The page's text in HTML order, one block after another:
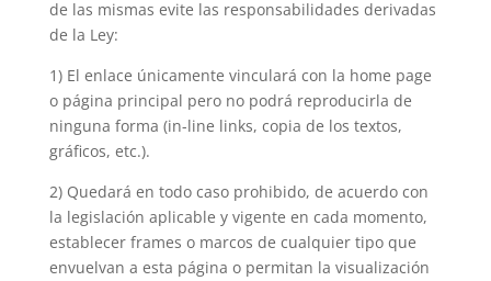
de las mismas evite las responsabilidades derivadas
de la Ley:
1) El enlace únicamente vinculará con la home page
o página principal pero no podrá reproducirla de
ninguna forma (in-line links, copia de los textos,
gráficos, etc.).
2) Quedará en todo caso prohibido, de acuerdo con
la legislación aplicable y vigente en cada momento,
establecer frames o marcos de cualquier tipo que
envuelvan a esta página o permitan la visualización